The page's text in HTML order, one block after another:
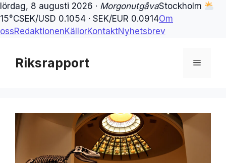
lördag, 8 augusti 2026 · MorgonutgåvaStockholm
15°CSEK/USD 0.1054 · SEK/EUR 0.0914Om
ossRedaktionenKällorKontaktNyhetsbrev
innehållRiksrapport Meny